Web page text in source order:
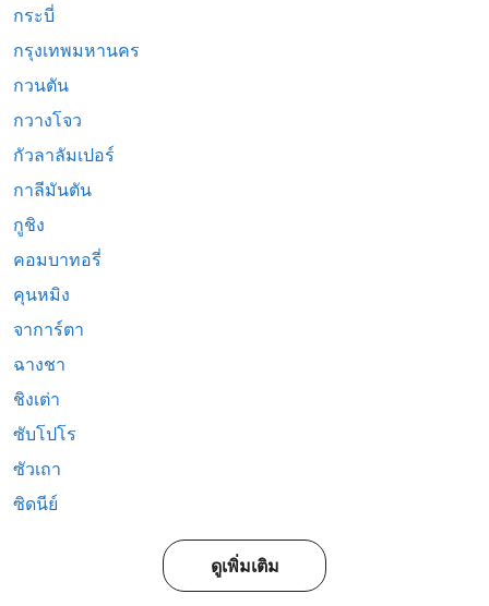
กระบี่
กรุงเทพมหานคร
กวนตัน
กวางโจว
กัวลาลัมเปอร์
กาลีมันตัน
กูชิง
คอมบาทอรี่
คุนหมิง
จาการ์ตา
ฉางชา
ชิงเต่า
ซับโปโร
ซัวเถา
ซิดนีย์
ดูเพิ่มเติม